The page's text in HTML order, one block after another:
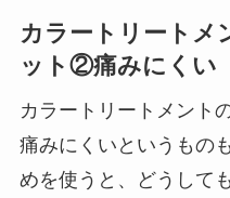
カラートリートメ
ット②痛みにくい
カラートリートメント
痛みにくいというもの
めを使うと、どうして